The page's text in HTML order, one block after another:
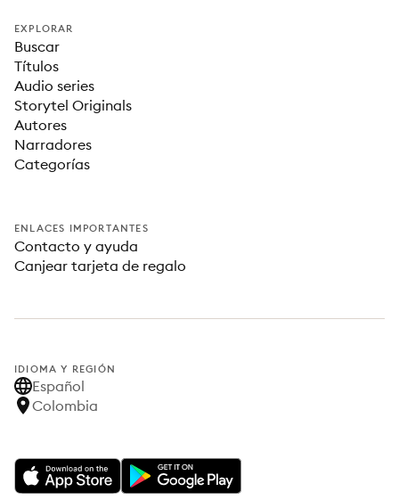
EXPLORAR
Buscar
Títulos
Audio series
Storytel Originals
Autores
Narradores
Categorías
ENLACES IMPORTANTES
Contacto y ayuda
Canjear tarjeta de regalo
IDIOMA Y REGIÓN
Español
Colombia